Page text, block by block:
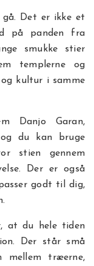
gå. Det er ikke et
på panden fra
smukke stier
templerne og
kultur i samme
Danjo Garan,
du kan bruge
stien gennem
Der er også
godt til dig,
at du hele tiden
Der står små
mellem træerne,